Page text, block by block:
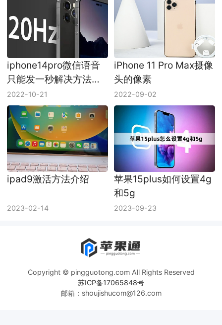
iphone14pro微信语音
只能发一秒解决方法介
绍
2022-10-21
iPhone 11 Pro Max摄像
头的像素
2022-09-02
ipad9激活方法介绍
2023-02-14
苹果15plus如何设置4g
和5g
2023-09-23
Copyright © pingguotong.com All Rights Reserved
苏ICP备17065848号
邮箱：shoujishucom@126.com